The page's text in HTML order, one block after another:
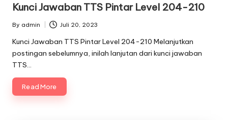
Kunci Jawaban TTS Pintar Level 204-210
Posted
by
By admin Juli 20, 2023
Kunci Jawaban TTS Pintar Level 204-210 Melanjutkan
postingan sebelumnya, inilah lanjutan dari kunci jawaban
TTS…
Read More